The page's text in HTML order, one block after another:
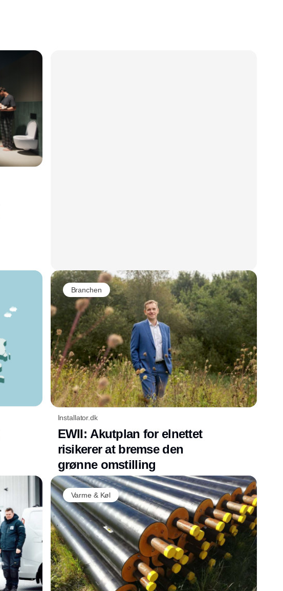
Branchen
Installator.dk
EWII: Akutplan for elnettet
risikerer at bremse den
grønne omstilling
Varme & Køl